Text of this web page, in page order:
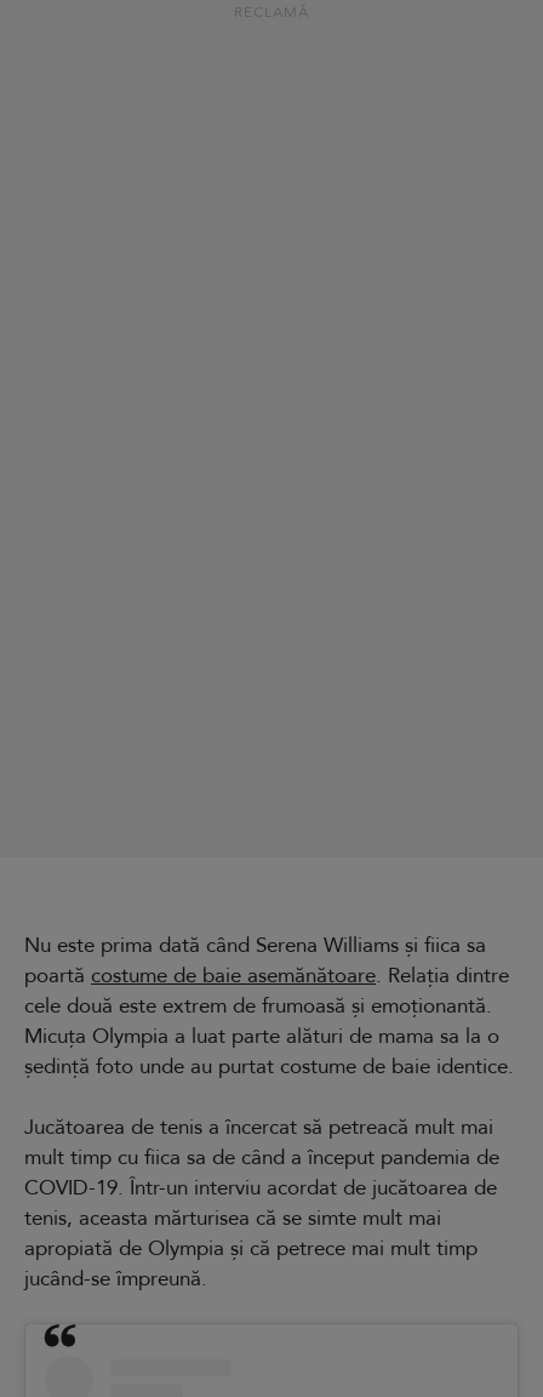
RECLAMĂ
Nu este prima dată când Serena Williams și fiica sa
poartă costume de baie asemănătoare. Relația dintre
cele două este extrem de frumoasă și emoționantă.
Micuța Olympia a luat parte alături de mama sa la o
ședință foto unde au purtat costume de baie identice.
Jucătoarea de tenis a încercat să petreacă mult mai
mult timp cu fiica sa de când a început pandemia de
COVID-19. Într-un interviu acordat de jucătoarea de
tenis, aceasta mărturisea că se simte mult mai
apropiată de Olympia și că petrece mai mult timp
jucând-se împreună.